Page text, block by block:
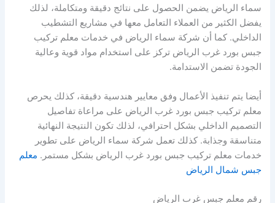
سماء الرياض يضمن الحصول على نتائج دقيقة ومتكاملة، لذلك
يفضل الكثير من العملاء التعامل معها في مشاريع التشطيب
الداخلي. كما أن شركة سماء الرياض في خدمات معلم تركيب
جبس بورد غرب الرياض تركز على استخدام مواد قوية وعالية
الجودة تضمن الاستدامة.
أيضا يتم تنفيذ الأعمال وفق معايير هندسية دقيقة، كذلك يحرص
معلم تركيب جبس بورد غرب الرياض على مراعاة تفاصيل
التصميم الداخلي بشكل احترافي، لذلك تكون النتيجة النهائية
متناسقة وجذابة. كذلك تعمل شركة سماء الرياض على تطوير
خدمات معلم تركيب جبس بورد غرب الرياض بشكل مستمر. معلم
جبس شمال الرياض
رقم معلم جبس غرب الرياض